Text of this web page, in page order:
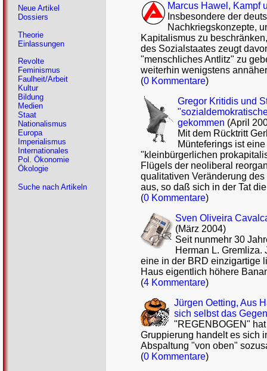
Marcus Hawel, Kampf
Insbesondere der
Nachkriegskonzepte,
Kapitalismus zu
des Sozialstaates zeugt
"menschliches Antlitz" zu
weiterhin wenigstens
(0 Kommentare)
Gregor Kritidis und
gekommen (April
Mit dem Rücktritt
Münteferings ist
"kleinbürgerlichen
Flügels der neoliberal
qualitativen Veränderung
aus, so daß sich in der Tat
(0 Kommentare)
Sven Oliveira
(März 2004)
Seit nunmehr 30
Herman L.
eine in der BRD einzigartige
Haus eigentlich höhere
(4 Kommentare)
Jürgen Oetting, Aus
sich selbst das
"REGENBOGEN"
Gruppierung handelt es sich
Abspaltung "von oben"
(0 Kommentare)
Neue Artikel
Dossiers
Theorie
Einlassungen
Revolte
Feminismus
Faulheit/Arbeit
Kultur
Bildung
Medien
Staat
Nationalismus
Europa
Imperialismus
Internationales
Pol. Ökonomie
Ökologie
Suche nach Artikeln